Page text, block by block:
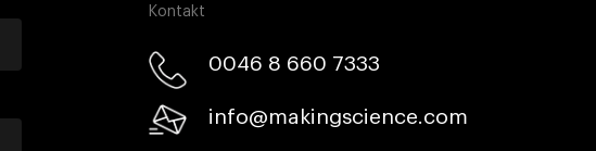
Kontakt
0046 8 660 7333​
info@makingscience.com